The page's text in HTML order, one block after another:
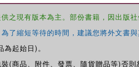
現有版本為主。部份書籍，因出版
縮短等待的時間，建議您將外文書
為起始日)。
(商品、附件、發票、隨貨贈品等)否則